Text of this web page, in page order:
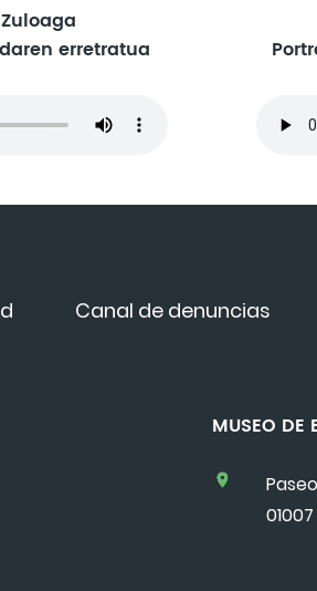
erretratua
Canal de denuncias
MUSEO DE